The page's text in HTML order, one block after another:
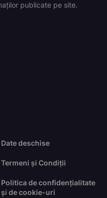
publicate pe site.
Date deschise
Termeni și Condiții
Politica de confidențialitate
și de cookie-uri